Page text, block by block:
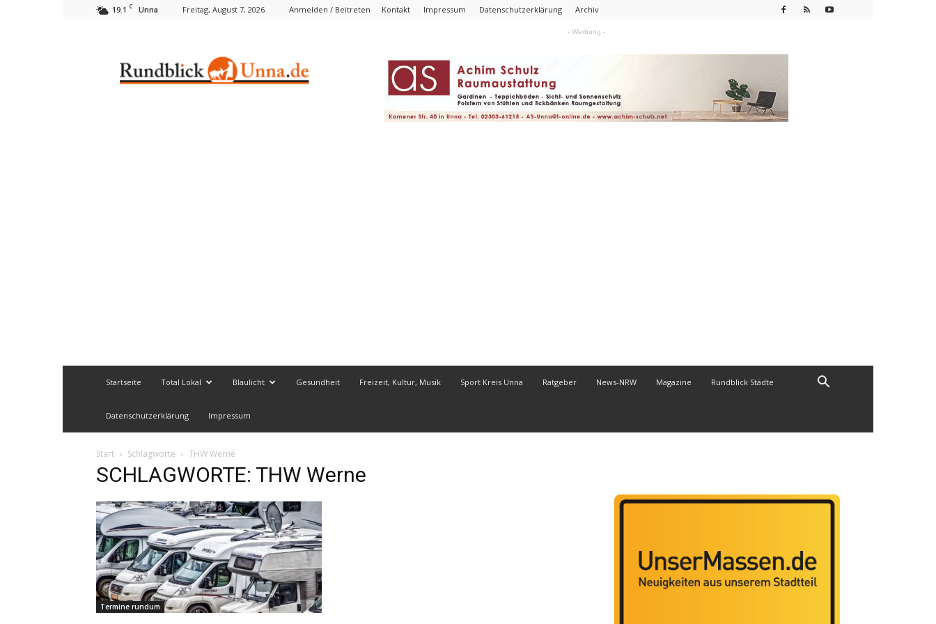
19.1 C Unna Freitag, August 7, 2026 Anmelden / Beitreten Kontakt Impressum Datenschutzerklärung Archiv
- Werbung -
Startseite Total Lokal Blaulicht Gesundheit Freizeit, Kultur, Musik Sport Kreis Unna Ratgeber News-NRW Magazine Rundblick Städte
Datenschutzerklärung Impressum
Start Schlagworte THW Werne
SCHLAGWORTE: THW Werne
Termine rundum